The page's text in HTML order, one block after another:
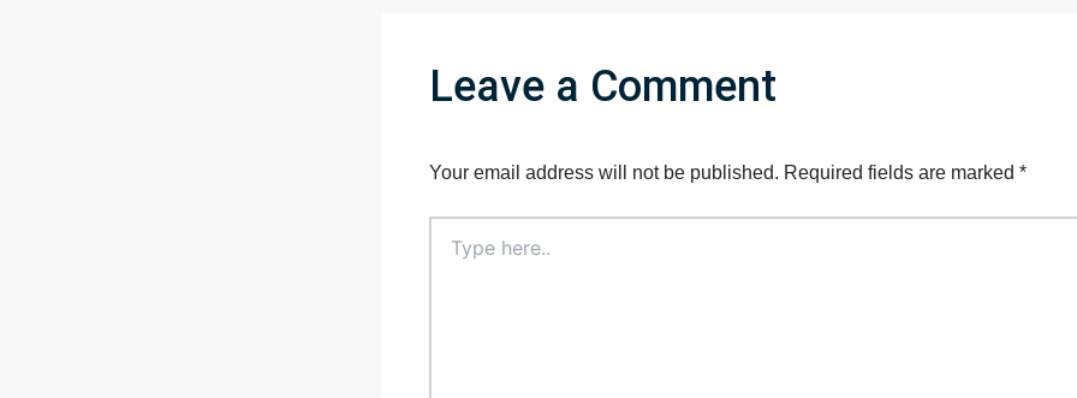
Leave a Comment
Your email address will not be published. Required fields are marked *
here..